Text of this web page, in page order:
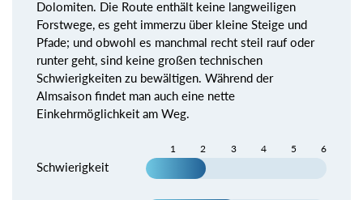
Dolomiten. Die Route enthält keine langweiligen
Forstwege, es geht immerzu über kleine Steige und
Pfade; und obwohl es manchmal recht steil rauf oder
runter geht, sind keine großen technischen
Schwierigkeiten zu bewältigen. Während der
Almsaison findet man auch eine nette
Einkehrmöglichkeit am Weg.
1 2 3 4 5 6
Schwierigkeit